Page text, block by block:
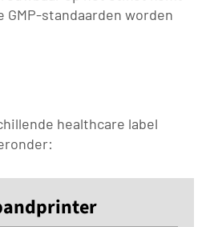
GMP-standaarden worden
healthcare label